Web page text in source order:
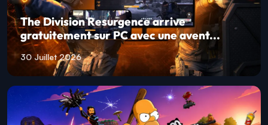
The Division Resurgence arrive
gratuitement sur PC avec une avent...
30 Juillet 2026